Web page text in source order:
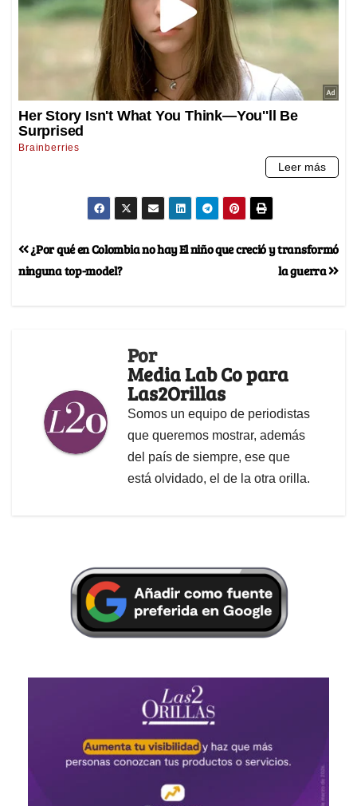
El niño que creció y transformó
la guerra
¿Por qué en Colombia no hay
ninguna top-model?
Por
Media Lab Co para
Las2Orillas
Somos un equipo de periodistas
que queremos mostrar, además
del país de siempre, ese que
está olvidado, el de la otra orilla.